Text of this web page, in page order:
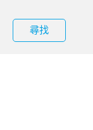
尋找